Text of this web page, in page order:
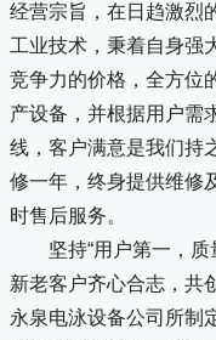
经营宗旨，在日趋激烈
工业技术，秉着自身强
竞争力的价格，全方位
产设备，并根据用户需
线，客户满意是我们持
修一年，终身提供维修
时售后服务。
坚持“用户第一，质
新老客户齐心合志，共
永泉电泳设备公司所制